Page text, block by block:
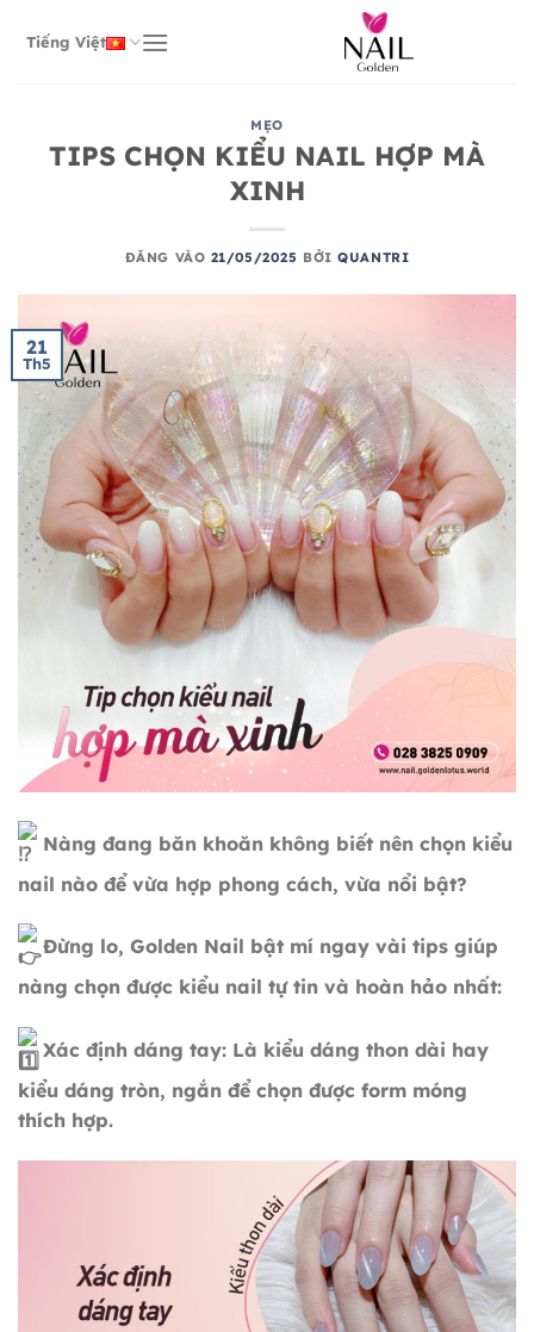
quaTiếng Việt
MẸO
TIPS CHỌN KIỂU NAIL HỢP MÀ
XINH
ĐĂNG VÀO 21/05/2025 BỞIQUANTRI
21
Th5
Nàng đang băn khoăn không biết nên chọn kiểu
nail nào để vừa hợp phong cách, vừa nổi bật?
Đừng lo, Golden Nail bật mí ngay vài tips giúp
nàng chọn được kiểu nail tự tin và hoàn hảo nhất:
Xác định dáng tay: Là kiểu dáng thon dài hay
kiểu dáng tròn, ngắn để chọn được form móng
thích hợp.